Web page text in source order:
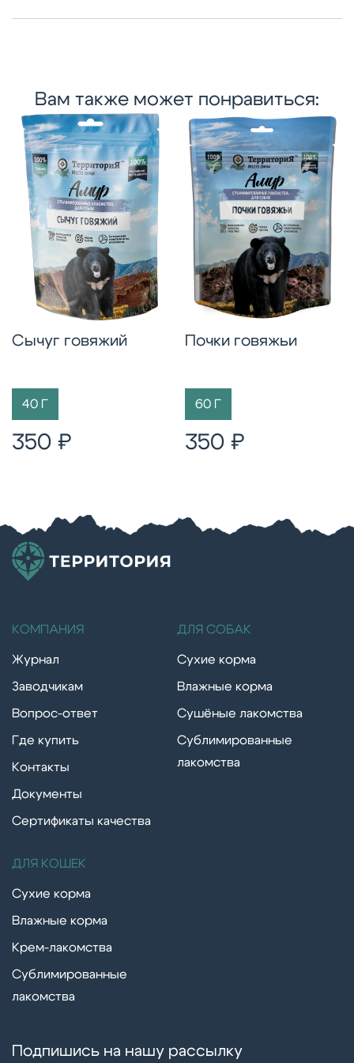
Вам также может понравиться:
Сычуг говяжий
40 Г
350 ₽
Почки говяжьи
60 Г
350 ₽
Подпишись на нашу рассылку
КОМПАНИЯ
Журнал
Заводчикам
Вопрос-ответ
Где купить
Контакты
Документы
Сертификаты качества
ДЛЯ СОБАК
Сухие корма
Влажные корма
Сушёные лакомства
Сублимированные
лакомства
ДЛЯ КОШЕК
Сухие корма
Влажные корма
Крем-лакомства
Сублимированные
лакомства